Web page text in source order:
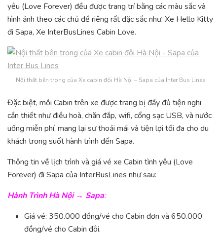
yêu (Love Forever) đều được trang trí bằng các màu sắc và
hình ảnh theo các chủ đề riêng rất đặc sắc như: Xe Hello Kitty
đi Sapa, Xe InterBusLines Cabin Love.
Nội thất bên trong của Xe cabin đôi Hà Nội – Sapa của Inter Bus Lines
Đặc biệt, mỗi Cabin trên xe được trang bị đầy đủ tiện nghi
cần thiết như điều hoà, chăn đắp, wifi, cổng sạc USB, và nước
uống miễn phí, mang lại sự thoải mái và tiện lợi tối đa cho du
khách trong suốt hành trình đến Sapa.
Thông tin về lịch trình và giá vé xe Cabin tình yêu (Love
Forever) đi Sapa của InterBusLines như sau:
Hành Trình Hà Nội → Sapa:
Giá vé: 350.000 đồng/vé cho Cabin đơn và 650.000
đồng/vé cho Cabin đôi.